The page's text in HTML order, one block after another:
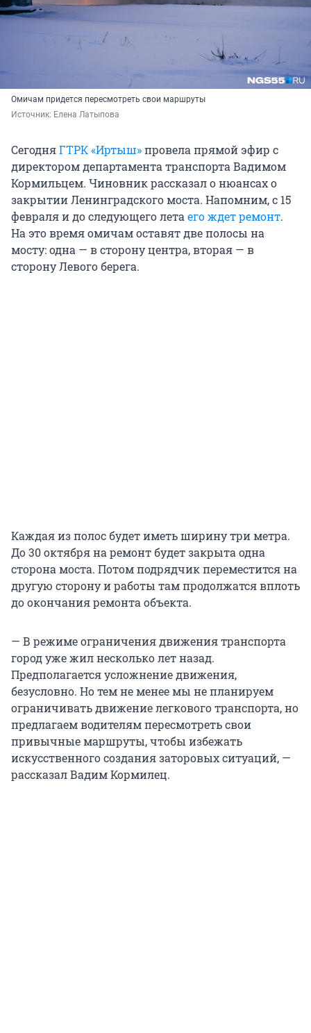
Омичам придется пересмотреть свои маршруты
Источник: Елена Латыпова
СегодняГТРК «Иртыш»провела прямой эфир с
директором департамента транспорта Вадимом
Кормильцем. Чиновник рассказал о нюансах о
закрытии Ленинградского моста. Напомним, с 15
февраля и до следующего летаего ждет ремонт.
На это время омичам оставят две полосы на
мосту: одна — в сторону центра, вторая — в
сторону Левого берега.
Каждая из полос будет иметь ширину три метра.
До 30 октября на ремонт будет закрыта одна
сторона моста. Потом подрядчик переместится на
другую сторону и работы там продолжатся вплоть
до окончания ремонта объекта.
— В режиме ограничения движения транспорта
город уже жил несколько лет назад.
Предполагается усложнение движения,
безусловно. Но тем не менее мы не планируем
ограничивать движение легкового транспорта, но
предлагаем водителям пересмотреть свои
привычные маршруты, чтобы избежать
искусственного создания заторовых ситуаций, —
рассказал Вадим Кормилец.